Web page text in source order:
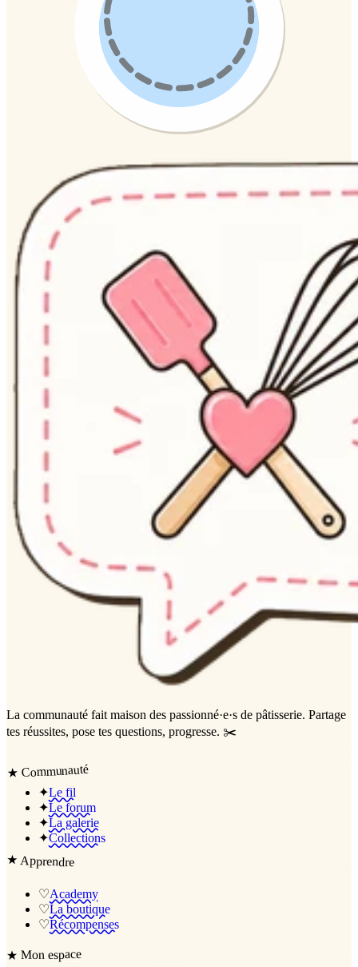
La communauté fait maison des passionné·e·s de pâtisserie. Partage
tes réussites, pose tes questions, progresse. ✂️
★ Communauté
✦Le fil
✦Le forum
✦La galerie
✦Collections
★Apprendre
♡Academy
♡La boutique
♡Récompenses
★Mon espace